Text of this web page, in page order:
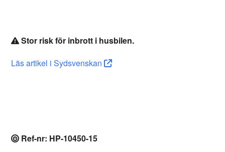
Stor risk för inbrott i husbilen.
Läs artikel i Sydsvenskan
Ref-nr: HP-10450-15